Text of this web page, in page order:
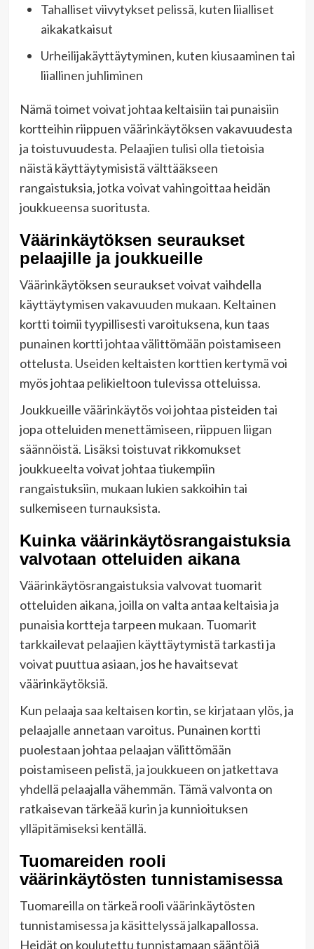
Tahalliset viivytykset pelissä, kuten liialliset
aikakatkaisut
Urheilijakäyttäytyminen, kuten kiusaaminen tai
liiallinen juhliminen
Nämä toimet voivat johtaa keltaisiin tai punaisiin
kortteihin riippuen väärinkäytöksen vakavuudesta
ja toistuvuudesta. Pelaajien tulisi olla tietoisia
näistä käyttäytymisistä välttääkseen
rangaistuksia, jotka voivat vahingoittaa heidän
joukkueensa suoritusta.
Väärinkäytöksen seuraukset
pelaajille ja joukkueille
Väärinkäytöksen seuraukset voivat vaihdella
käyttäytymisen vakavuuden mukaan. Keltainen
kortti toimii tyypillisesti varoituksena, kun taas
punainen kortti johtaa välittömään poistamiseen
ottelusta. Useiden keltaisten korttien kertymä voi
myös johtaa pelikieltoon tulevissa otteluissa.
Joukkueille väärinkäytös voi johtaa pisteiden tai
jopa otteluiden menettämiseen, riippuen liigan
säännöistä. Lisäksi toistuvat rikkomukset
joukkueelta voivat johtaa tiukempiin
rangaistuksiin, mukaan lukien sakkoihin tai
sulkemiseen turnauksista.
Kuinka väärinkäytösrangaistuksia
valvotaan otteluiden aikana
Väärinkäytösrangaistuksia valvovat tuomarit
otteluiden aikana, joilla on valta antaa keltaisia ja
punaisia kortteja tarpeen mukaan. Tuomarit
tarkkailevat pelaajien käyttäytymistä tarkasti ja
voivat puuttua asiaan, jos he havaitsevat
väärinkäytöksiä.
Kun pelaaja saa keltaisen kortin, se kirjataan ylös, ja
pelaajalle annetaan varoitus. Punainen kortti
puolestaan johtaa pelaajan välittömään
poistamiseen pelistä, ja joukkueen on jatkettava
yhdellä pelaajalla vähemmän. Tämä valvonta on
ratkaisevan tärkeää kurin ja kunnioituksen
ylläpitämiseksi kentällä.
Tuomareiden rooli
väärinkäytösten tunnistamisessa
Tuomareilla on tärkeä rooli väärinkäytösten
tunnistamisessa ja käsittelyssä jalkapallossa.
Heidät on koulutettu tunnistamaan sääntöjä